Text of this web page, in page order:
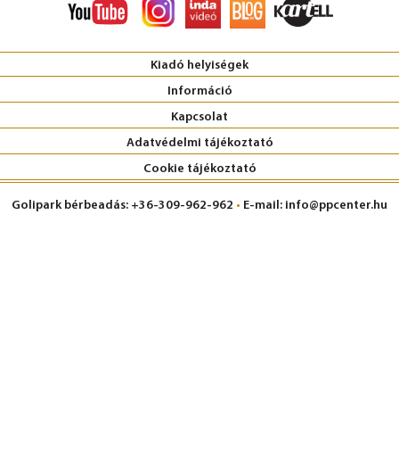
Kiadó helyiségek
Információ
Kapcsolat
Adatvédelmi tájékoztató
Cookie tájékoztató
Golipark bérbeadás: +36-309-962-962 • E-mail: info@ppcenter.hu